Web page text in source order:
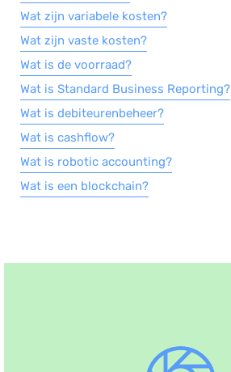
Wat zijn variabele kosten?
Wat zijn vaste kosten?
Wat is de voorraad?
Wat is Standard Business Reporting?
Wat is debiteurenbeheer?
Wat is cashflow?
Wat is robotic accounting?
Wat is een blockchain?